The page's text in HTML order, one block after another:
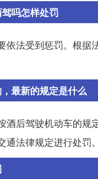
吗怎样处罚
依法受到惩罚。根
最新的规定是什么
酒后驾驶机动车的
法律规定进行处罚。